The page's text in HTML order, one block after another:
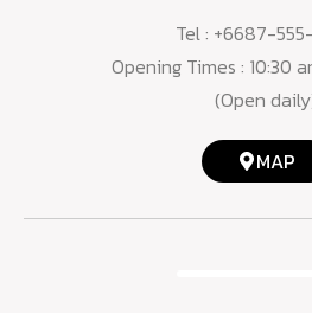
Tel : +6687-
Opening Times : 10:30
(Open
MAP